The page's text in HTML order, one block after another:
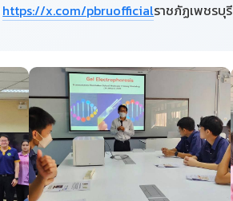
https://x.com/pbruofficialราชภัฏเพชรบุรี